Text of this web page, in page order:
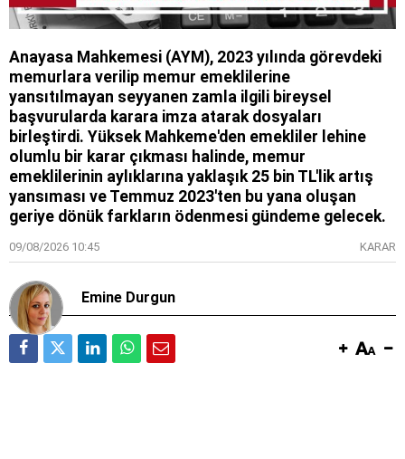
Anayasa Mahkemesi (AYM), 2023 yılında görevdeki
memurlara verilip memur emeklilerine
yansıtılmayan seyyanen zamla ilgili bireysel
başvurularda karara imza atarak dosyaları
birleştirdi. Yüksek Mahkeme'den emekliler lehine
olumlu bir karar çıkması halinde, memur
emeklilerinin aylıklarına yaklaşık 25 bin TL'lik artış
yansıması ve Temmuz 2023'ten bu yana oluşan
geriye dönük farkların ödenmesi gündeme gelecek.
09/08/2026 10:45 KARAR
Emine Durgun